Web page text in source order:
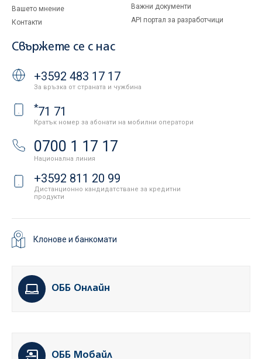
Вашето мнение
Контакти
Важни документи
API портал за разработчици
Свържете се с нас
+3592 483 17 17
За връзка от страната и чужбина
*71 71
Кратък номер за абонати на мобилни оператори
0700 1 17 17
Национална линия
+3592 811 20 99
Дистанционно кандидатстване за кредитни
продукти
Клонове и банкомати
ОББ Онлайн
ОББ Мобайл